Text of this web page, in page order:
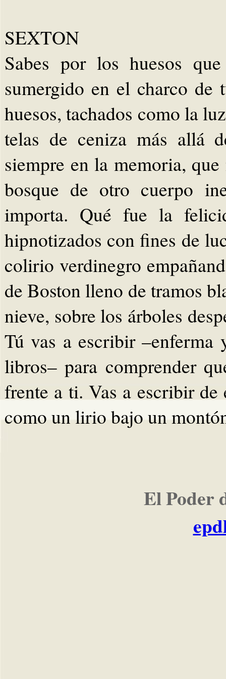
SEXTON
Sabes por los huesos
sumergido en el charco de
huesos, tachados como la
telas de ceniza más allá
siempre en la memoria,
bosque de otro cuerpo
importa. Qué fue la
hipnotizados con fines de
colirio verdinegro
de Boston lleno de tramos
nieve, sobre los árboles
Tú vas a escribir –enferma
libros– para comprender
frente a ti. Vas a escribir de
como un lirio bajo un
El Poder